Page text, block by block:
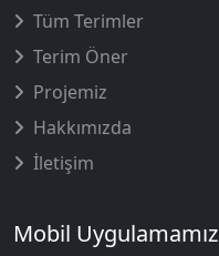
Tüm Terimler
Terim Öner
Projemiz
Hakkımızda
İletişim
Mobil Uygulamamız